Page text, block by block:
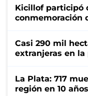
Kicillof participó
conmemoración
Casi 290 mil
extranjeras en la
La Plata: 717
región en 10 años